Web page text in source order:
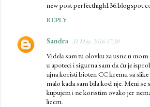
new post
REPLY
Sandra 31 May, 2016 17:30
Videla sam tu olovku za usne u
u apoteci i sigurna sam da ću je
ujna koristi bioten CC kremu sa
malo kada sam bila kod nje. Meni se
kupujem i ne koristim ovako jer
licem.